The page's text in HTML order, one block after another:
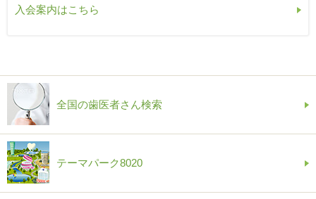
入会案内はこちら
全国の歯医者さん検索
テーマパーク8020